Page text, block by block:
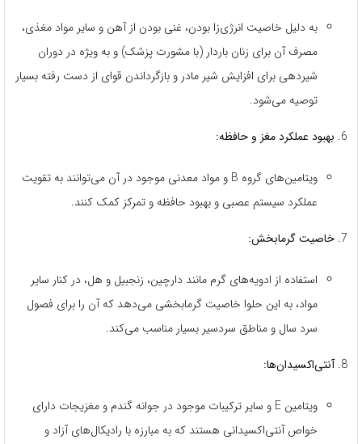
به دلیل خاصیت انرژی‌زا بودن، غنی بودن از آهن و سایر مواد مغذی،
مصرف آن برای زنان باردار (با مشورت پزشک) و به ویژه در دوران
شیردهی برای افزایش شیر مادر و بازگرداندن قوای از دست رفته بسیار
توصیه می‌شود.
بهبود عملکرد مغز و حافظه:
ویتامین‌های گروه B و مواد معدنی موجود در آن می‌توانند به تقویت
عملکرد سیستم عصبی و بهبود حافظه و تمرکز کمک کنند.
خاصیت گرمابخش:
استفاده از ادویه‌های گرم مانند دارچین، زنجبیل و هل، در کنار سایر
مواد، به این حلوا خاصیت گرمابخشی می‌دهد که آن را برای فصول
سرد سال و مناطق سردسیر بسیار مناسب می‌کند.
آنتی‌اکسیدان‌ها:
ویتامین E و سایر ترکیبات موجود در جوانه گندم و مغزیجات دارای
خواص آنتی‌اکسیدانی هستند که به مبارزه با رادیکال‌های آزاد و